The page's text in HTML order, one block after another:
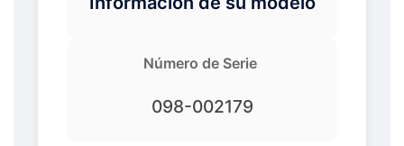
Número de Serie
098-002179